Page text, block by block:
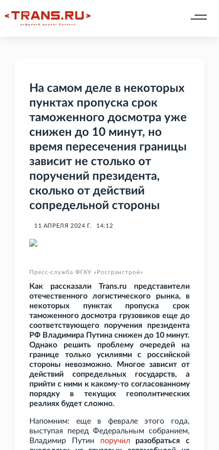
На самом деле в некоторых
пунктах пропуска срок
таможенного досмотра уже
снижен до 10 минут, но
время пересечения границы
зависит не столько от
поручений президента,
сколько от действий
сопредельной стороны
11 АПРЕЛЯ 2024 Г. 14:12
Пресс-служба ФГКУ «Росгранстрой»
Как рассказали Trans.ru представители
отечественного логистического рынка, в
некоторых пунктах пропуска срок
таможенного досмотра грузовиков еще до
соответствующего поручения президента
РФ Владимира Путина снижен до 10 минут.
Однако решить проблему очередей на
границе только усилиями с российской
стороны невозможно. Многое зависит от
действий сопредельных государств, а
прийти с ними к какому-то согласованному
порядку в текущих геополитических
реалиях будет сложно.
Напомним: еще в феврале этого года,
выступая перед Федеральным собранием,
Владимир Путин поручил
разобраться с